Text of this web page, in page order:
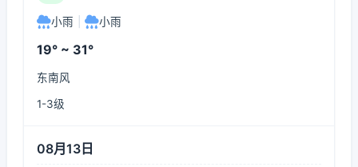
小雨 小雨
19° ~ 31°
东南风
1-3级
08月13日